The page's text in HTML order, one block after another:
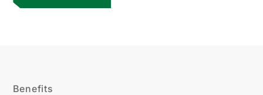
Benefits